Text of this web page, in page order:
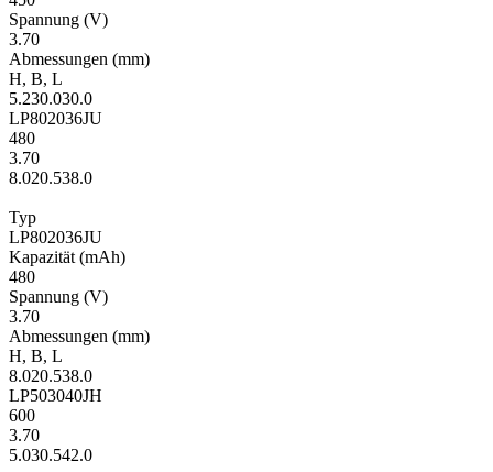
Span­nung (V)
3.70
Ab­mes­sungen (mm)
H, B, L
5.230.030.0
LP802036JU
480
3.70
8.020.538.0
Typ
LP802036JU
Kapa­zität (mAh)
480
Span­nung (V)
3.70
Ab­mes­sungen (mm)
H, B, L
8.020.538.0
LP503040JH
600
3.70
5.030.542.0